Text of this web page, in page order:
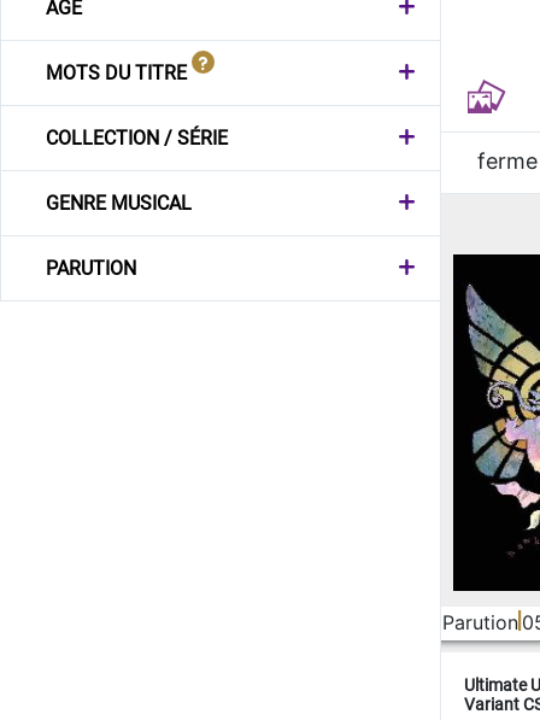
ÂGE
MOTS DU TITRE
COLLECTION / SÉRIE
GENRE MUSICAL
PARUTION
ferme
Parution
Ultimate
Variant